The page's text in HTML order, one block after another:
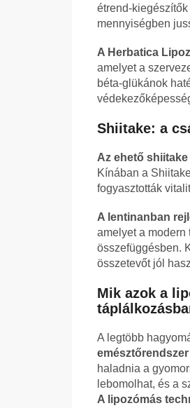
étrend-
mennyiségben
A Herbatica
amelyet a
béta-glükánok
Shiitake: a
Az ehető shiitake
Kínában a
fogyasztották
A lentinanban
amelyet a modern
összefüggésben.
összetevőt jól
Mik azok a
A legtöbb
haladnia a
lebomolhat, és a
A lipozómás